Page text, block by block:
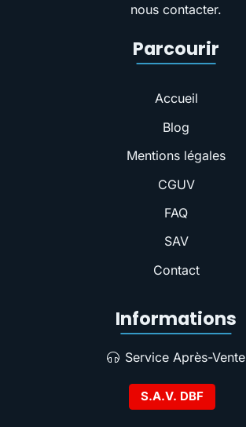
nous contacter.
Parcourir
Accueil
Blog
Mentions légales
CGUV
FAQ
SAV
Contact
Informations
Service Après-Vente
S.A.V. DBF